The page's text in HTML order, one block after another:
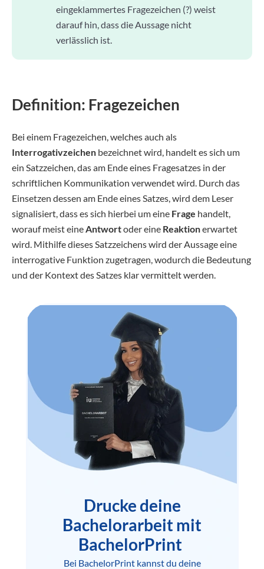
eingeklammertes Fragezeichen (?) weist
darauf hin, dass die Aussage nicht
verlässlich ist.
Definition: Fragezeichen
Bei einem Fragezeichen, welches auch als
Interrogativzeichen bezeichnet wird, handelt es sich um
ein Satzzeichen, das am Ende eines Fragesatzes in der
schriftlichen Kommunikation verwendet wird. Durch das
Einsetzen dessen am Ende eines Satzes, wird dem Leser
signalisiert, dass es sich hierbei um eine Frage handelt,
worauf meist eineAntwortoder eine Reaktionerwartet
wird. Mithilfe dieses Satzzeichens wird der Aussage eine
interrogative Funktion zugetragen, wodurch die Bedeutung
und der Kontext des Satzes klar vermittelt werden.
Drucke deine
Bachelorarbeit mit
BachelorPrint
Bei BachelorPrint kannst du deine